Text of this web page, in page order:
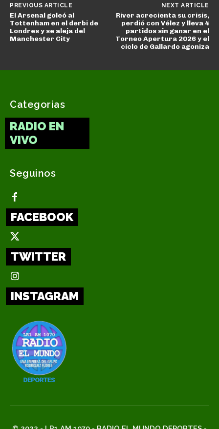
PREVIOUS ARTICLE
El Arsenal goleó al
Tottenham en el derbi de
Londres y se aleja del
Manchester City
NEXT ARTICLE
River acrecienta su crisis,
perdió con Vélez y lleva 4
partidos sin ganar en el
Torneo Apertura 2026 y el
ciclo de Gallardo agoniza
Categorias
RADIO EN
VIVO
Seguinos
FACEBOOK
TWITTER
INSTAGRAM